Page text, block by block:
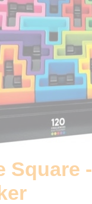
Square -